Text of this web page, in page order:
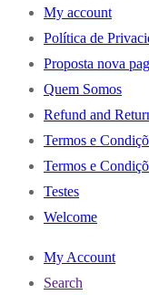
My account
Política de
Proposta nova
Quem Somos
Refund and
Termos e
Termos e
Testes
Welcome
My Account
Search